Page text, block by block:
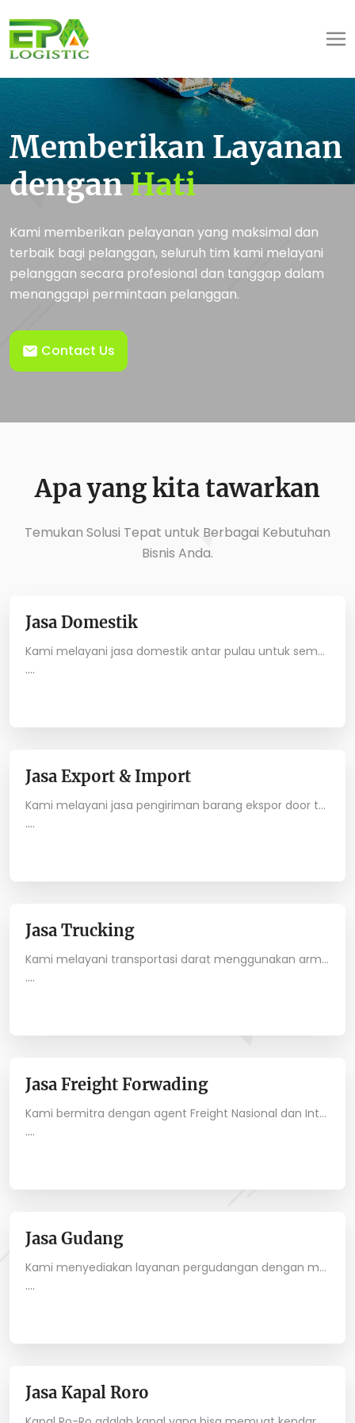
Memberikan Layanan
denganHati
Kami memberikan pelayanan yang maksimal dan
terbaik bagi pelanggan, seluruh tim kami melayani
pelanggan secara profesional dan tanggap dalam
menanggapi permintaan pelanggan.
Contact Us
Apa yang kita tawarkan
Temukan Solusi Tepat untuk Berbagai Kebutuhan
Bisnis Anda.
Jasa Domestik
Kami melayani jasa domestik antar pulau untuk semua jenis kargo berupa jasa pengiriman container, alat berat, break bulk, barang pindahan, barang proyek, dan lain sebagainya baik melalui via laut sesuai dengan kebutuhan atau permintaan pelanggan di seluruh wilayah Indonesia. Pengiriman Door to Door, Door to Port & Port to Door dari semua daerah di Indonesia dalam FCL (Full Container Load) atau LCL (Less Container Load) kami juga dapat dukungan penuh untuk bekerjasama dengan perusahaan pelayaran terpercaya.
....
Jasa Export & Import
Kami melayani jasa pengiriman barang ekspor door to port FCL (full container load) dan jasa pengiriman barang import Port to Door FCL (full container load) beserta pengurusan dokumen ekspor dan import dengan kelebihan yang dimiliki diantaranya adalah bekerjasama dengan pihak pelayaran yang professional, kami juga memiliki armada sendiri yang terpecaya dengan menggunakan sistem GPS atau pelacakan untuk setiap shipment customer kami dan kami melakukan pengurusan seluruh dokumen secara lengkap termasuk PEB (Pemberitahuan Expor Barang) dan PIB (Pemberitahuan Import Barang), melakukan pengurusan dokumen izin API (Angka Pengenal Impor), dan juga kami memiliki pelayanan dengan sepenuh hati dan bertanggung jawab.
....
Jasa Trucking
Kami melayani transportasi darat menggunakan armada sendiri yang dapat dipercaya dengan dilengkapi sistem GPS untuk memastikan pada saat pengiriman barang yang dilakukan dengan secara aman, andal, dan tepat waktu di tujuan.
....
Jasa Freight Forwading
Kami bermitra dengan agent Freight Nasional dan Internasional secara professional demi tercapainya kualitas yang terbaik pada saat pengiriman barang.
....
Jasa Gudang
Kami menyediakan layanan pergudangan dengan menerapkan sistem manajemen gudang untuk menyediakan data yang akurat. Kami juga memiliki gudang penyimpanan untuk setiap jenis barang yang ada dan menjaga barang-barang dengan secara aman.
....
Jasa Kapal Roro